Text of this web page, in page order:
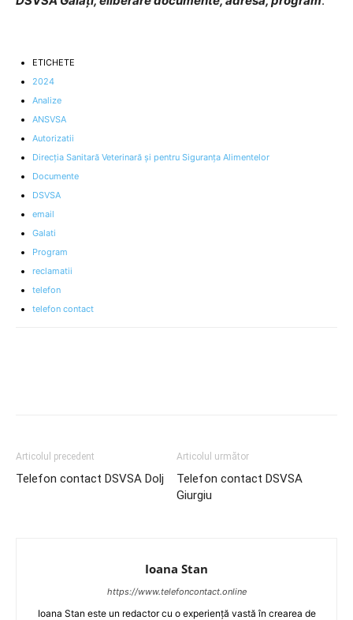
ETICHETE
2024
Analize
ANSVSA
Autorizatii
Direcția Sanitară Veterinară și pentru Siguranța Alimentelor
Documente
DSVSA
email
Galati
Program
reclamatii
telefon
telefon contact
Articolul precedent
Telefon contact DSVSA Dolj
Articolul următor
Telefon contact DSVSA
Giurgiu
Ioana Stan
https://www.telefoncontact.online
Ioana Stan este un redactor cu o experiență vastă în crearea de